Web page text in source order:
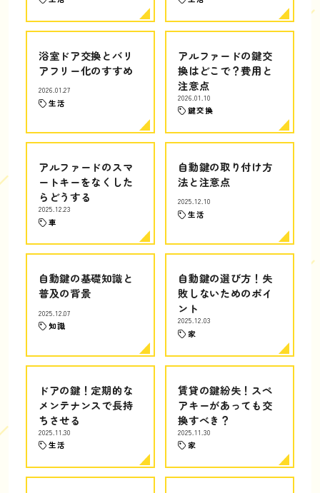
浴室ドア交換とバリ
アフリー化のすすめ
2026.01.27
生活
アルファードの鍵交
換はどこで？費用と
注意点
2026.01.10
鍵交換
アルファードのスマ
ートキーをなくした
らどうする
2025.12.23
車
自動鍵の取り付け方
法と注意点
2025.12.10
生活
自動鍵の基礎知識と
普及の背景
2025.12.07
知識
自動鍵の選び方！失
敗しないためのポイ
ント
2025.12.03
家
ドアの鍵！定期的な
メンテナンスで長持
ちさせる
2025.11.30
生活
賃貸の鍵紛失！スペ
アキーがあっても交
換すべき？
2025.11.30
家